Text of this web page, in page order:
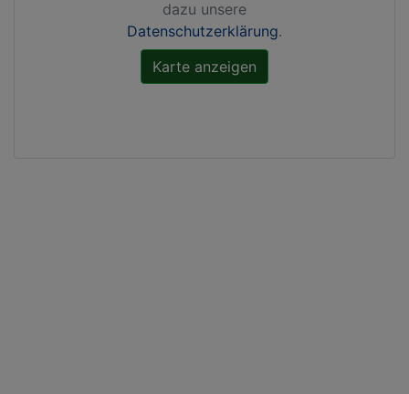
dazu unsere
Datenschutzerklärung.